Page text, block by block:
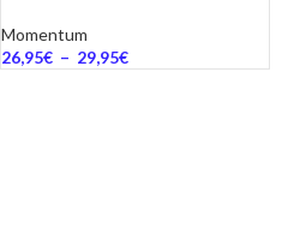
Momentum
26,95€ – 29,95€